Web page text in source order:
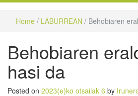
Home / LABURREAN / Behobiaren
Behobiaren
hasi da
Posted on 2023(e)ko otsailak 6 by